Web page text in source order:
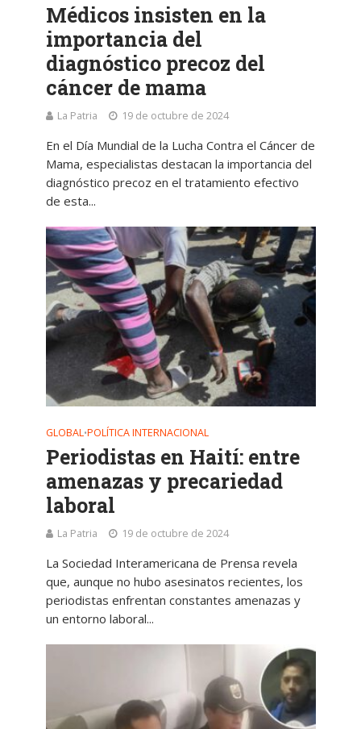
Médicos insisten en la
importancia del
diagnóstico precoz del
cáncer de mama
La Patria 19 de octubre de 2024
En el Día Mundial de la Lucha Contra el Cáncer de
Mama, especialistas destacan la importancia del
diagnóstico precoz en el tratamiento efectivo
de esta...
GLOBAL•POLÍTICA INTERNACIONAL
Periodistas en Haití: entre
amenazas y precariedad
laboral
La Patria 19 de octubre de 2024
La Sociedad Interamericana de Prensa revela
que, aunque no hubo asesinatos recientes, los
periodistas enfrentan constantes amenazas y
un entorno laboral...